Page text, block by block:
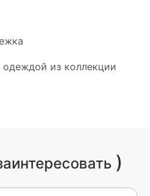
одеждой из коллекции
)